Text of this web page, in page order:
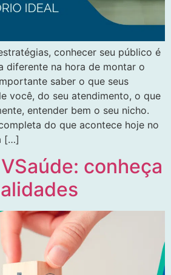
conhecer seu público é
diferente na hora de montar o
saber o que seus
você, do seu atendimento, o que
entender bem o seu nicho.
do que acontece hoje no
[…]
conheça